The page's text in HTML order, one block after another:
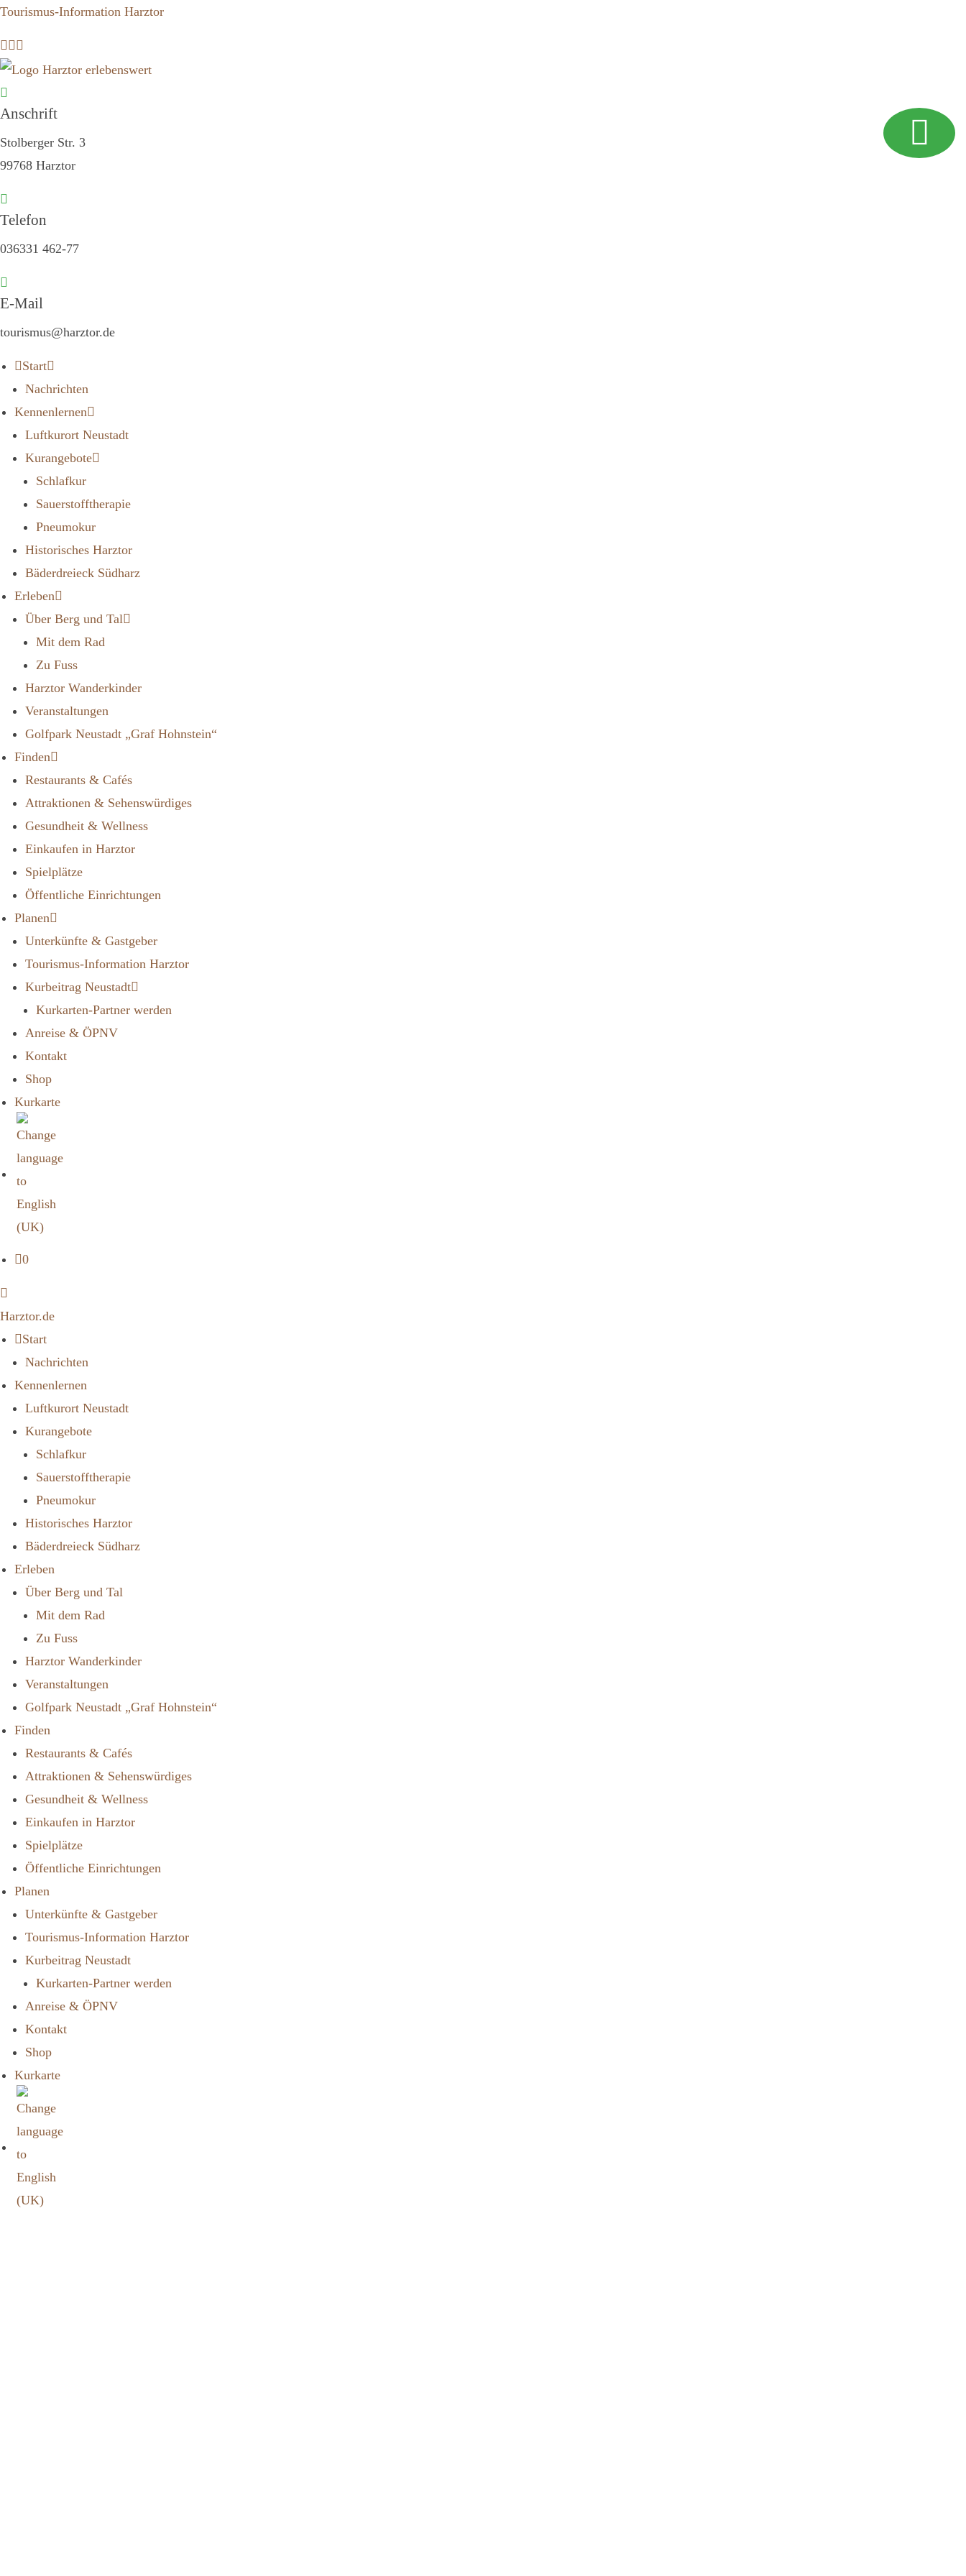
Tourismus-Information Harztor
Anschrift
Stolberger Str. 3
99768 Harztor
Telefon
036331 462-77
E-Mail
tourismus@harztor.de
Start
Nachrichten
Kennenlernen
Luftkurort Neustadt
Kurangebote
Schlafkur
Sauerstofftherapie
Pneumokur
Historisches Harztor
Bäderdreieck Südharz
Erleben
Über Berg und Tal
Mit dem Rad
Zu Fuss
Harztor Wanderkinder
Veranstaltungen
Golfpark Neustadt „Graf Hohnstein“
Finden
Restaurants & Cafés
Attraktionen & Sehenswürdiges
Gesundheit & Wellness
Einkaufen in Harztor
Spielplätze
Öffentliche Einrichtungen
Planen
Unterkünfte & Gastgeber
Tourismus-Information Harztor
Kurbeitrag Neustadt
Kurkarten-Partner werden
Anreise & ÖPNV
Kontakt
Shop
Kurkarte
0
Harztor.de
Start
Nachrichten
Kennenlernen
Luftkurort Neustadt
Kurangebote
Schlafkur
Sauerstofftherapie
Pneumokur
Historisches Harztor
Bäderdreieck Südharz
Erleben
Über Berg und Tal
Mit dem Rad
Zu Fuss
Harztor Wanderkinder
Veranstaltungen
Golfpark Neustadt „Graf Hohnstein“
Finden
Restaurants & Cafés
Attraktionen & Sehenswürdiges
Gesundheit & Wellness
Einkaufen in Harztor
Spielplätze
Öffentliche Einrichtungen
Planen
Unterkünfte & Gastgeber
Tourismus-Information Harztor
Kurbeitrag Neustadt
Kurkarten-Partner werden
Anreise & ÖPNV
Kontakt
Shop
Kurkarte